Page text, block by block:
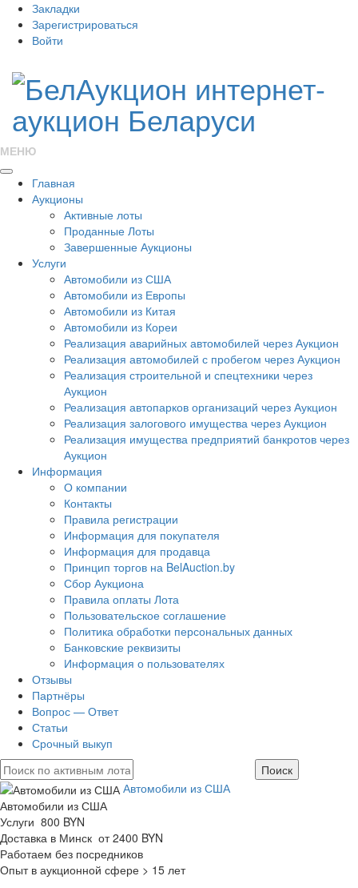
Закладки
Зарегистрироваться
Войти
МЕНЮ
Главная
Аукционы
Активные лоты
Проданные Лоты
Завершенные Аукционы
Услуги
Автомобили из США
Автомобили из Европы
Автомобили из Китая
Автомобили из Кореи
Реализация аварийных автомобилей через Аукцион
Реализация автомобилей с пробегом через Аукцион
Реализация строительной и спецтехники через
Аукцион
Реализация автопарков организаций через Аукцион
Реализация залогового имущества через Аукцион
Реализация имущества предприятий банкротов через
Аукцион
Информация
О компании
Контакты
Правила регистрации
Информация для покупателя
Информация для продавца
Принцип торгов на BelAuction.by
Сбор Аукциона
Правила оплаты Лота
Пользовательское соглашение
Политика обработки персональных данных
Банковские реквизиты
Информация о пользователях
Отзывы
Партнёры
Вопрос — Ответ
Статьи
Срочный выкуп
Автомобили из США
Автомобили из США
Услуги 800 BYN
Доставка в Минск от 2400 BYN
Работаем без посредников
Опыт в аукционной сфере > 15 лет